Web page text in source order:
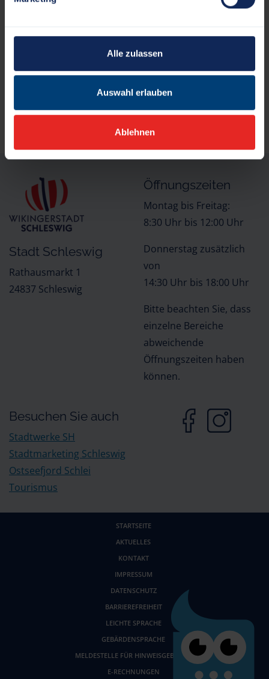
Alle zulassen
Auswahl erlauben
Ablehnen
kristin.schmidt[at]schleswig-flensburg.de
Quelle der Inhalte:Landesportal Schleswig-Holstein
ZURÜCK ZUR AUSWAHL NACH OBEN
Stadt Schleswig
Rathausmarkt 1
24837 Schleswig
Öffnungszeiten
Montag bis Freitag:
8:30 Uhr bis 12:00 Uhr
Donnerstag zusätzlich
von
14:30 Uhr bis 18:00 Uhr
Bitte beachten Sie, dass
einzelne Bereiche
abweichende
Öffnungszeiten haben
können.
Besuchen Sie auch
Stadtwerke SH
Stadtmarketing Schleswig
Ostseefjord Schlei
Tourismus
STARTSEITE
AKTUELLES
KONTAKT
IMPRESSUM
DATENSCHUTZ
BARRIEREFREIHEIT
LEICHTE SPRACHE
GEBÄRDENSPRACHE
MELDESTELLE FÜR HINWEISGEBENDE
E-RECHNUNGEN